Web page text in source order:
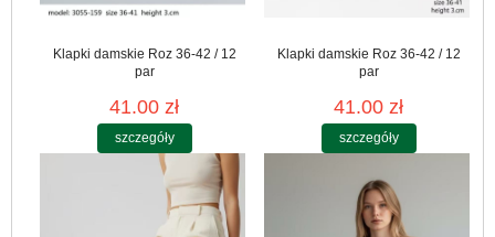
Klapki damskie Roz 36-42 / 12
par
41.00 zł
szczegóły
Klapki damskie Roz 36-42 / 12
par
41.00 zł
szczegóły